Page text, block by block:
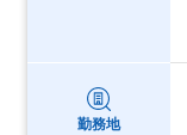
勤務地